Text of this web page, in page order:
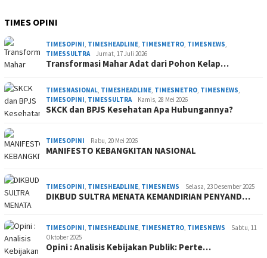
TIMES OPINI
TIMESOPINI, TIMESHEADLINE, TIMESMETRO, TIMESNEWS,
TIMESSULTRA
Jumat, 17 Juli 2026
Transformasi Mahar Adat dari Pohon Kelap…
TIMESNASIONAL, TIMESHEADLINE, TIMESMETRO, TIMESNEWS,
TIMESOPINI, TIMESSULTRA Kamis, 28 Mei 2026
SKCK dan BPJS Kesehatan Apa Hubungannya?
TIMESOPINI Rabu, 20 Mei 2026
MANIFESTO KEBANGKITAN NASIONAL
TIMESOPINI, TIMESHEADLINE, TIMESNEWS Selasa, 23 Desember 2025
DIKBUD SULTRA MENATA KEMANDIRIAN PENYAND…
TIMESOPINI, TIMESHEADLINE, TIMESMETRO, TIMESNEWS
Sabtu, 11
Oktober 2025
Opini : Analisis Kebijakan Publik: Perte…